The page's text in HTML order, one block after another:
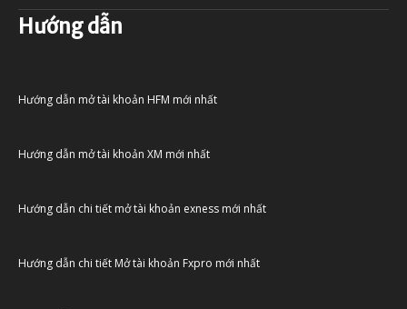
Hướng dẫn
Hướng dẫn mở tài khoản HFM mới nhất
Hướng dẫn mở tài khoản XM mới nhất
Hướng dẫn chi tiết mở tài khoản exness mới nhất
Hướng dẫn chi tiết Mở tài khoản Fxpro mới nhất